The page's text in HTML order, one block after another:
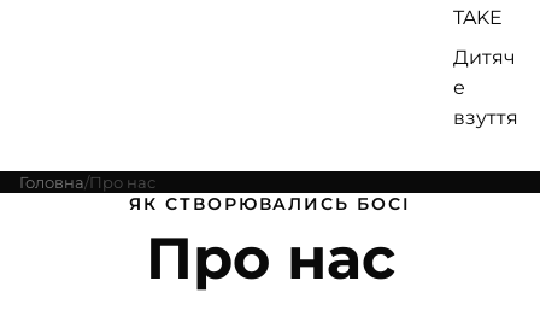
TAKE
Дитяч
е
взуття
Головна Про нас
ЯК СТВОРЮВАЛИСЬ БОСІ
Про нас